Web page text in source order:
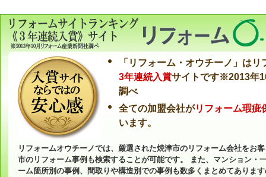
「リフォーム・オウチーノ」は
3年連続入賞サイトです※2013年
調べ
全ての加盟会社がリフォーム瑕疵
います。
リフォームオウチーノでは、厳選された焼津市のリフォーム会社をお
市のリフォーム事例も検索することが可能です。 また、マンション・
ーム箇所別の事例、間取りや構造別での事例も数多くまとめてありま